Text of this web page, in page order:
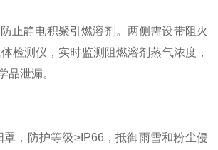
止静电积聚引燃溶剂。两侧需设带阻火
检测仪，实时监测阻燃溶剂蒸气浓度，
泄漏。
，防护等级≥IP66，抵御雨雪和粉尘侵